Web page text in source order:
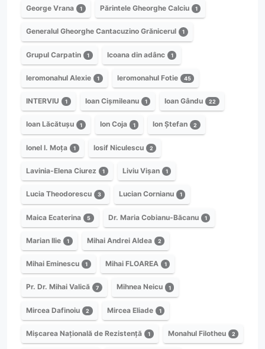
George Vrana 1 Părintele Gheorghe Calciu 1
Generalul Gheorghe Cantacuzino Grănicerul 1
Grupul Carpatin 1 Icoana din adânc 1
Ieromonahul Alexie 1 Ieromonahul Fotie 45
INTERVIU 1 Ioan Cișmileanu 1 Ioan Gându 22
Ioan Lăcătușu 1 Ion Coja 1 Ion Ștefan 2
Ionel I. Moța 1 Iosif Niculescu 2
Lavinia-Elena Ciurez 1 Liviu Vișan 1
Lucia Theodorescu 3 Lucian Cornianu 1
Maica Ecaterina 5 Dr. Maria Cobianu-Băcanu 1
Marian Ilie 1 Mihai Andrei Aldea 2
Mihai Eminescu 1 Mihai FLOAREA 1
Pr. Dr. Mihai Valică 7 Mihnea Neicu 1
Mircea Dafinoiu 2 Mircea Eliade 1
Mișcarea Națională de Rezistență 1 Monahul Filotheu 2